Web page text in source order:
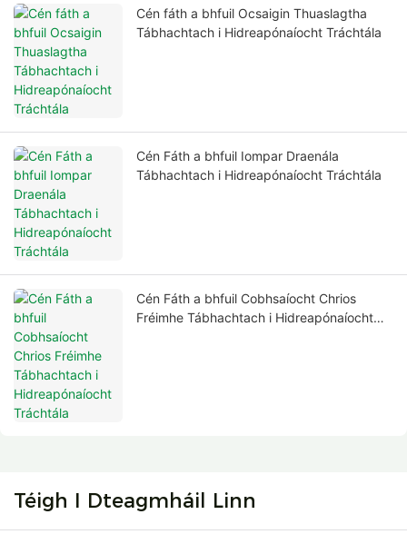
Cén fáth a bhfuil Ocsaigin Thuaslagtha
Tábhachtach i Hidreapónaíocht Tráchtála
Cén Fáth a bhfuil Iompar Draenála
Tábhachtach i Hidreapónaíocht Tráchtála
Cén Fáth a bhfuil Cobhsaíocht Chrios
Fréimhe Tábhachtach i Hidreapónaíocht
Téigh I Dteagmháil Linn